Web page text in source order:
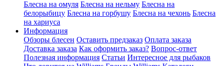
Блесна на омуля Блесна на нельму Блесна на
белорыбицу Блесна на горбушу Блесна на чехонь Блесна
на хариуса
Информация
Обзоры блесен Оставить предзаказ Оплата заказа
Доставка заказа Как оформить заказ? Вопрос-ответ
Полезная информация Статьи Интересное для рыбаков